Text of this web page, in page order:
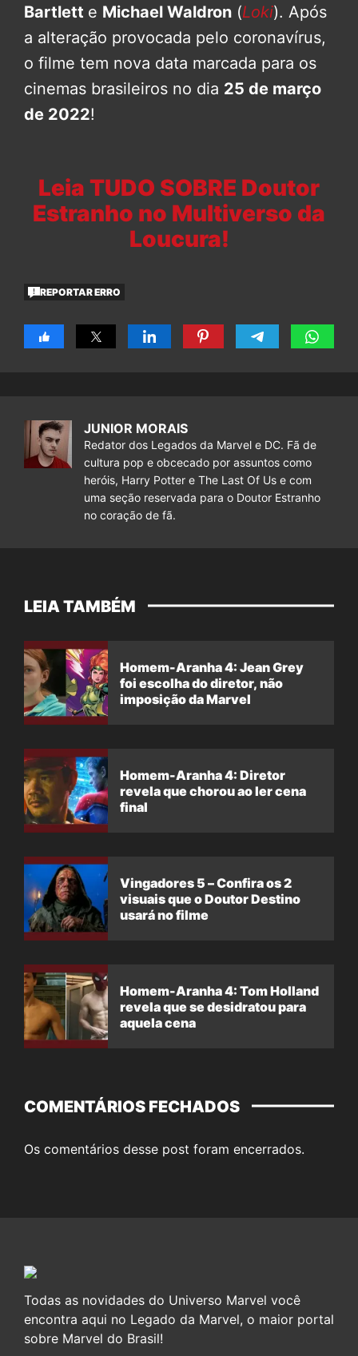
Bartlett e Michael Waldron (Loki). Após
a alteração provocada pelo coronavírus,
o filme tem nova data marcada para os
cinemas brasileiros no dia 25 de março
de 2022!
Leia TUDO SOBRE Doutor
Estranho no Multiverso da
Loucura!
REPORTAR ERRO
JUNIOR MORAIS
Redator dos Legados da Marvel e DC. Fã de
cultura pop e obcecado por assuntos como
heróis, Harry Potter e The Last Of Us e com
uma seção reservada para o Doutor Estranho
no coração de fã.
LEIA TAMBÉM
Homem-Aranha 4: Jean Grey
foi escolha do diretor, não
imposição da Marvel
Homem-Aranha 4: Diretor
revela que chorou ao ler cena
final
Vingadores 5 – Confira os 2
visuais que o Doutor Destino
usará no filme
Homem-Aranha 4: Tom Holland
revela que se desidratou para
aquela cena
COMENTÁRIOS FECHADOS
Os comentários desse post foram encerrados.
Todas as novidades do Universo Marvel você
encontra aqui no Legado da Marvel, o maior portal
sobre Marvel do Brasil!